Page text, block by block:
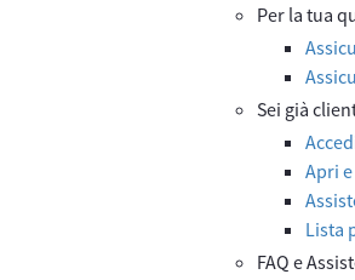
Per la tua
Sei già
Apri
Lista
FAQ e